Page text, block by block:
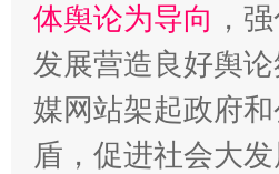
体舆论为导向 ，
发展营造良好舆
媒网站架起政府
盾，促进社会大